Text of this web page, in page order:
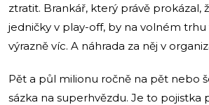
ztratit. Brankář, který právě prokázal,
jedničky v play-off, by na volném trhu
výrazně víc. A náhrada za něj v
Pět a půl milionu ročně na pět nebo
sázka na superhvězdu. Je to pojistka